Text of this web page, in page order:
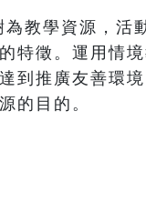
教學資源，活
特徵。運用情
到推廣友善環
的目的。